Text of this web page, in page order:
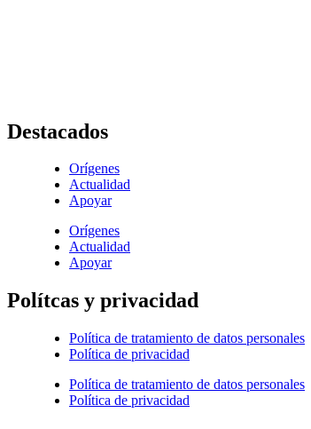
Destacados
Orígenes
Actualidad
Apoyar
Orígenes
Actualidad
Apoyar
Polítcas y privacidad
Política de tratamiento de datos personales
Política de privacidad
Política de tratamiento de datos personales
Política de privacidad